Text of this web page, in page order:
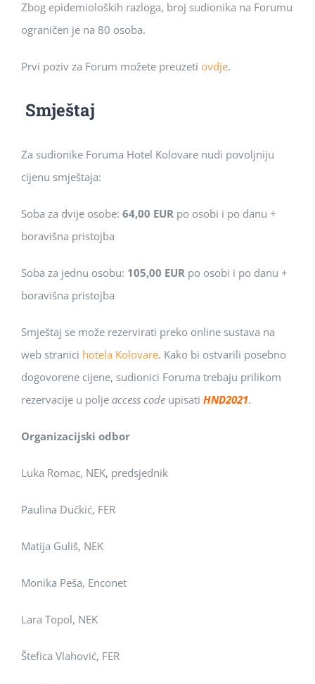
Zbog epidemioloških razloga, broj sudionika na Forumu
ograničen je na 80 osoba.
Prvi poziv za Forum možete preuzeti ovdje.
Smještaj
Za sudionike Foruma Hotel Kolovare nudi povoljniju
cijenu smještaja:
Soba za dvije osobe: 64,00 EUR po osobi i po danu +
boravišna pristojba
Soba za jednu osobu: 105,00 EUR po osobi i po danu +
boravišna pristojba
Smještaj se može rezervirati preko online sustava na
web stranici hotela Kolovare. Kako bi ostvarili posebno
dogovorene cijene, sudionici Foruma trebaju prilikom
rezervacije u polje access code upisati HND2021.
Organizacijski odbor
Luka Romac, NEK, predsjednik
Paulina Dučkić, FER
Matija Guliš, NEK
Monika Peša, Enconet
Lara Topol, NEK
Štefica Vlahović, FER